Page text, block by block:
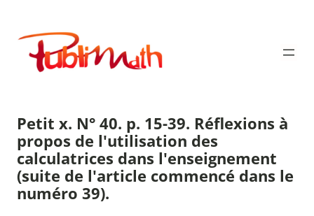
contenu
Publimath
Petit x. N° 40. p. 15-39. Réflexions à
propos de l'utilisation des
calculatrices dans l'enseignement
(suite de l'article commencé dans le
numéro 39).